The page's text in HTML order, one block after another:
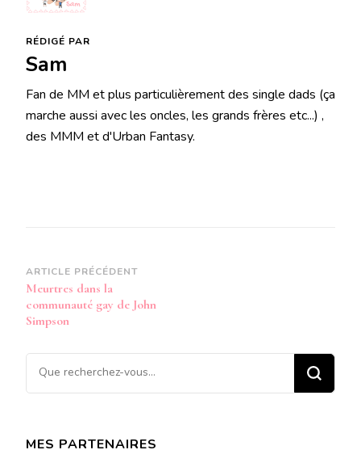
RÉDIGÉ PAR
Sam
Fan de MM et plus particulièrement des single dads (ça
marche aussi avec les oncles, les grands frères etc...) ,
des MMM et d'Urban Fantasy.
Navigation
d’article
ARTICLE PRÉCÉDENT
Meurtres dans la
communauté gay de John
Simpson
Vous
recherchiez
MES PARTENAIRES